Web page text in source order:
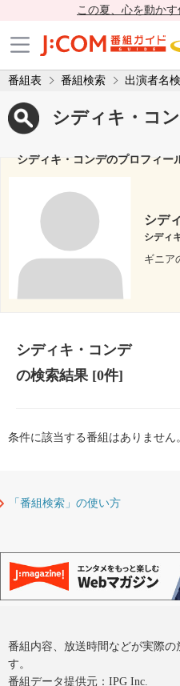
この夏、心を動か
番組表 番組検索 出演者名
シディキ・コ
シディキ・コンデのプロフィー
シデ
シディ
ギニア
シディキ・コンデ
の検索結果[0件]
条件に該当する番組はありません
「番組検索」の使い方
番組内容、放送時間などが実際
す。
番組データ提供元：IPG Inc.